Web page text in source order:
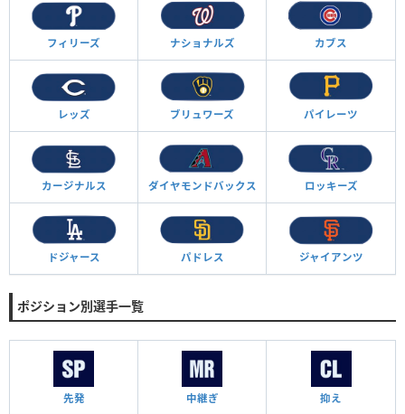
フィリーズ ナショナルズ カブス
レッズ ブリュワーズ パイレーツ
カージナルス ダイヤモンドバックス ロッキーズ
ドジャース パドレス ジャイアンツ
ポジション別選手一覧
先発 中継ぎ 抑え